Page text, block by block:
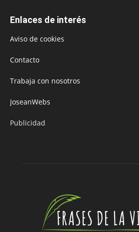
Enlaces de interés
Aviso de cookies
Contacto
Trabaja con nosotros
JoseanWebs
Publicidad